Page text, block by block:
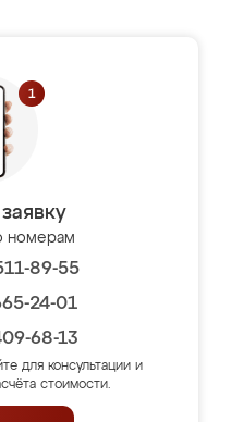
номерам
89-55
24-01
68-13
для консультации и
стоимости.